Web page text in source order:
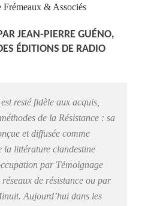
& Associés
JEAN-PIERRE GUÉNO,
ÉDITIONS DE RADIO
resté fidèle aux acquis,
de la Résistance : sa
et diffusée comme
la littérature clandestine
par Témoignage
de résistance ou par
Aujourd’hui dans les